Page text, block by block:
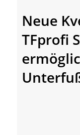
Neue
TFprofi